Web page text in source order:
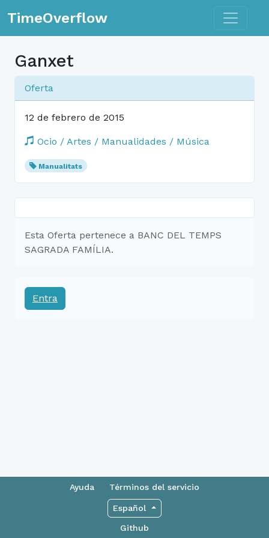
TimeOverflow Toggle
Ganxet
Oferta
12 de febrero de 2015
Ocio / Artes / Manualidades / Música
Manualitats
Esta Oferta pertenece a BANC DEL TEMPS
SAGRADA FAMÍLIA.
Entra
Ayuda Términos del servicio
Español
Github